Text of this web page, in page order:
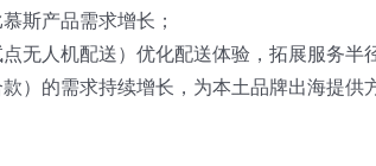
斯产品需求增长；
无人机配送）优化配送体验，拓展服务半
）的需求持续增长，为本土品牌出海提供